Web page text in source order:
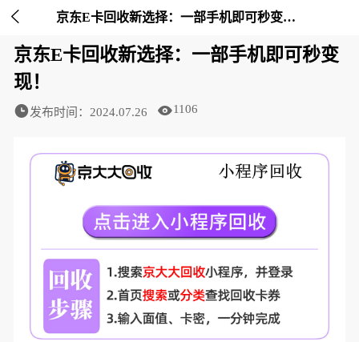
 京东E卡回收新选择：一部手机即可秒变现！-京大大回收
京东E卡回收新选择：一部手机即可秒变
现！
发布时间：2024.07.26 1106